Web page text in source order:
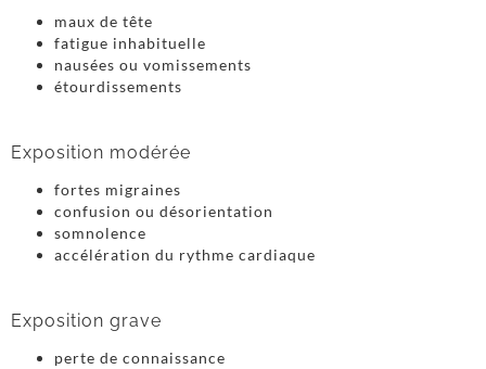
maux de tête
fatigue inhabituelle
nausées ou vomissements
étourdissements
Exposition modérée
fortes migraines
confusion ou désorientation
somnolence
accélération du rythme cardiaque
Exposition grave
perte de connaissance